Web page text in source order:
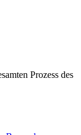
Prozess des